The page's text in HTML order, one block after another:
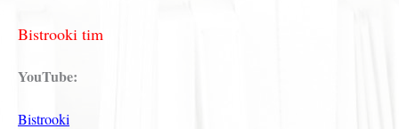
Bistrooki tim
YouTube:
Bistrooki